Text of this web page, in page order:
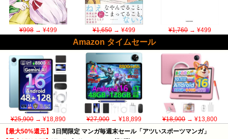
¥998→ ¥499 ¥1,650→ ¥499 ¥1,760→ ¥499
Amazon タイムセール
¥25,900→ ¥18,890 ¥27,900→ ¥18,899 ¥18,900→ ¥13,800
【最大50%還元】 3日間限定 マンガ毎週末セール「アツいスポーツマンガ」